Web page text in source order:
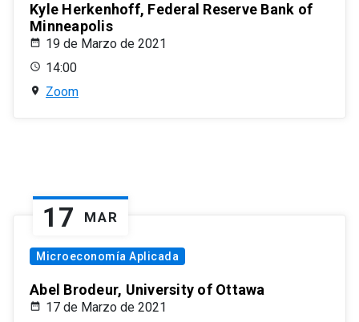
Kyle Herkenhoff, Federal Reserve Bank of
Minneapolis
19 de Marzo de 2021
14:00
Zoom
17 MAR
Microeconomía Aplicada
Abel Brodeur, University of Ottawa
17 de Marzo de 2021